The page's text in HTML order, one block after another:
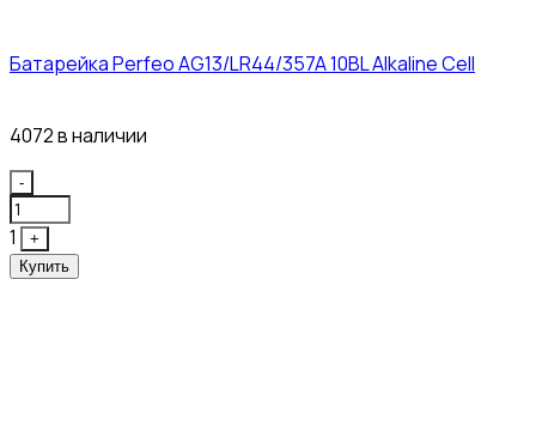
Батарейка Perfeo AG13/LR44/357A 10BL Alkaline Cell
4072 в наличии
Quantity
-
1
+
Купить